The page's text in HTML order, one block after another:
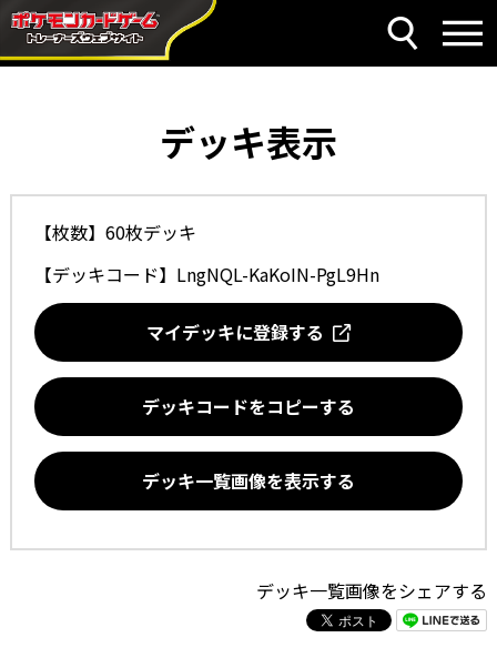
デッキ表示
【枚数】60枚デッキ
【デッキコード】 LngNQL-KaKoIN-PgL9Hn
マイデッキに登録する
デッキコードをコピーする
デッキ一覧画像を表示する
デッキ一覧画像をシェアする